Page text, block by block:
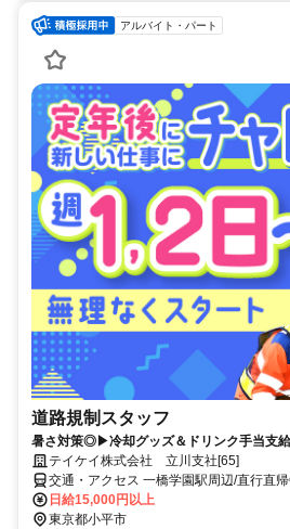
アルバイト・パート
道路規制スタッフ
暑さ対策◎▶冷却グッズ＆ドリンク手当支
テイケイ株式会社 立川支社[65]
交通・アクセス 一橋学園駅周辺/直行直
日給15,000円以上
東京都小平市